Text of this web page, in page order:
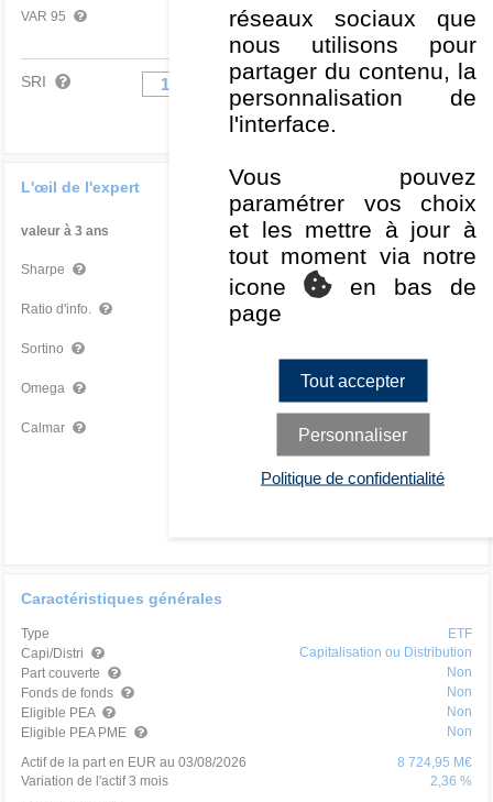
VAR 95 -2,72 % Moyen
SRI 1 3 4 5 6 7
L'œil de l'expert
valeur à 3 ans Par rapport à la Cat
Sharpe 1,11 Très bon
Ratio d'info. 0,03
Sortino
Omega Très bon
Calmar Très bon
Caractéristiques générales
Type
ETF
Capi/Distri
Capitalisation ou Distribution
Part couverte
Non
Fonds de fonds
Non
Eligible PEA
Non
Eligible PEA PME
Non
Actif de la part en EUR au 03/08/2026
8 724,95 M€
Variation de l'actif 3 mois
2,36 %
réseaux sociaux que
nous utilisons pour
partager du contenu, la
personnalisation de
l'interface.
Vous pouvez
paramétrer vos choix
et les mettre à jour à
tout moment via notre
icone
en bas de
page
Tout accepter
Personnaliser
Politique de confidentialité